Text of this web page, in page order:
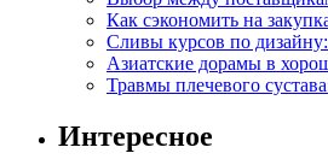
Как сэкономить на
Сливы курсов по
Азиатские дорамы в
Травмы плечевого
Интересное